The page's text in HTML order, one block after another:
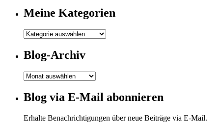
Meine Kategorien
Meine
Blog-Archiv
Blog-
Blog via E-Mail abonnieren
Erhalte Benachrichtigungen über neue Beiträge via E-Mail.